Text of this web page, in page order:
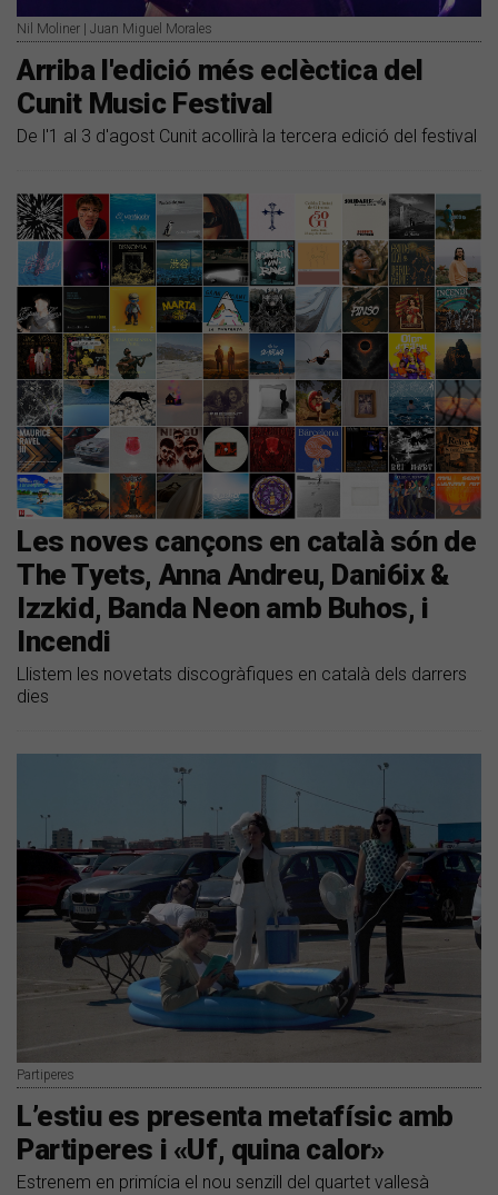
Nil Moliner | Juan Miguel Morales
Arriba l'edició més eclèctica del
Cunit Music Festival
De l'1 al 3 d'agost Cunit acollirà la tercera edició del festival
Les noves cançons en català són de
The Tyets, Anna Andreu, Dani6ix &
Izzkid, Banda Neon amb Buhos, i
Incendi
Llistem les novetats discogràfiques en català dels darrers
dies
Partiperes
​L’estiu es presenta metafísic amb
Partiperes i «Uf, quina calor»
Estrenem en primícia el nou senzill del quartet vallesà